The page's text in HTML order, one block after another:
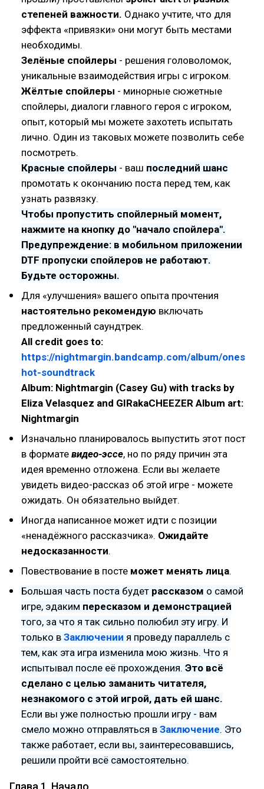
степеней важности. Однако учтите, что для
эффекта «привязки» они могут быть местами
необходимы.
Зелёные спойлеры - решения головоломок,
уникальные взаимодействия игры с игроком.
Жёлтые спойлеры - минорные сюжетные
спойлеры, диалоги главного героя с игроком,
опыт, который мы можете захотеть испытать
лично. Один из таковых можете позволить себе
посмотреть.
Красные спойлеры - ваш последний шанс
промотать к окончанию поста перед тем, как
узнать развязку.
Чтобы пропустить спойлерный момент,
нажмите на кнопку до "начало спойлера".
Предупреждение: в мобильном приложении
DTF пропуски спойлеров не работают.
Будьте осторожны.
Для «улучшения» вашего опыта прочтения
настоятельно рекомендую включать
предложенный саундтрек.
All credit goes to:
https://nightmargin.bandcamp.com/album/ones
hot-soundtrack
Album: Nightmargin (Casey Gu) with tracks by
Eliza Velasquez and GIRakaCHEEZER Album art:
Nightmargin
Изначально планировалось выпустить этот пост
в формате видео-эссе, но по ряду причин эта
идея временно отложена. Если вы желаете
увидеть видео-рассказ об этой игре - можете
ожидать. Он обязательно выйдет.
Иногда написанное может идти с позиции
«ненадёжного рассказчика». Ожидайте
недосказанности.
Повествование в посте может менять лица.
Большая часть поста будет рассказом о самой
игре, эдаким пересказом и демонстрацией
того, за что я так сильно полюбил эту игру. И
только в Заключении я проведу параллель с
тем, как эта игра изменила мою жизнь. Что я
испытывал после её прохождения. Это всё
сделано с целью заманить читателя,
незнакомого с этой игрой, дать ей шанс.
Если вы уже полностью прошли игру - вам
смело можно отправляться в Заключение. Это
также работает, если вы, заинтересовавшись,
решили пройти всё самостоятельно.
Глава 1. Начало